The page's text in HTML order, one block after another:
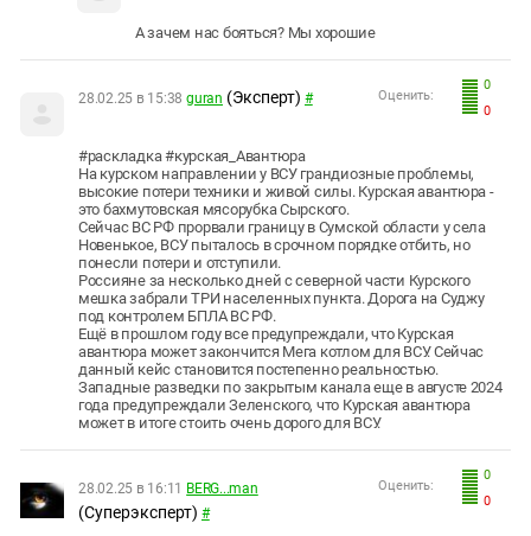
А зачем нас бояться? Мы хорошие
0
0
Оценить:
28.02.25 в 15:38 guran (Эксперт) #
#раскладка #курская_Авантюра
На курском направлении у ВСУ грандиозные проблемы,
высокие потери техники и живой силы. Курская авантюра -
это бахмутовская мясорубка Сырского.
Сейчас ВС РФ прорвали границу в Сумской области у села
Новенькое, ВСУ пыталось в срочном порядке отбить, но
понесли потери и отступили.
Россияне за несколько дней с северной части Курского
мешка забрали ТРИ населенных пункта. Дорога на Суджу
под контролем БПЛА ВС РФ.
Ещё в прошлом году все предупреждали, что Курская
авантюра может закончится Мега котлом для ВСУ. Сейчас
данный кейс становится постепенно реальностью.
Западные разведки по закрытым канала еще в августе 2024
года предупреждали Зеленского, что Курская авантюра
может в итоге стоить очень дорого для ВСУ.
0
0
Оценить:
28.02.25 в 16:11 BERG...man
(Суперэксперт) #